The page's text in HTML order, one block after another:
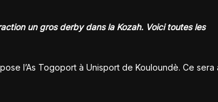
un gros derby dans la Kozah. Voici toutes les
l’As Togoport à Unisport de Kouloundè. Ce sera